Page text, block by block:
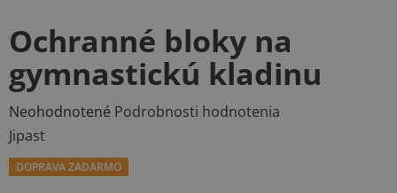
Ochranné bloky na
gymnastickú kladinu
Priemerné
hodnotenie
produktu
je
Neohodnotené Podrobnosti hodnotenia
Jipast
DOPRAVA ZADARMO